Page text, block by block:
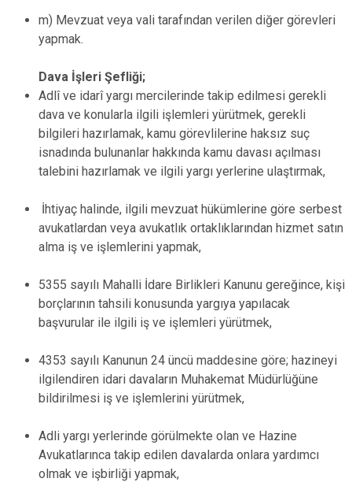
m) Mevzuat veya vali tarafından verilen diğer görevleri
yapmak.
Dava İşleri Şefliği;
Adlî ve idarî yargı mercilerinde takip edilmesi gerekli
dava ve konularla ilgili işlemleri yürütmek, gerekli
bilgileri hazırlamak, kamu görevlilerine haksız suç
isnadında bulunanlar hakkında kamu davası açılması
talebini hazırlamak ve ilgili yargı yerlerine ulaştırmak,
İhtiyaç halinde, ilgili mevzuat hükümlerine göre serbest
avukatlardan veya avukatlık ortaklıklarından hizmet satın
alma iş ve işlemlerini yapmak,
5355 sayılı Mahalli İdare Birlikleri Kanunu gereğince, kişi
borçlarının tahsili konusunda yargıya yapılacak
başvurular ile ilgili iş ve işlemleri yürütmek,
4353 sayılı Kanunun 24 üncü maddesine göre; hazineyi
ilgilendiren idari davaların Muhakemat Müdürlüğüne
bildirilmesi iş ve işlemlerini yürütmek,
Adli yargı yerlerinde görülmekte olan ve Hazine
Avukatlarınca takip edilen davalarda onlara yardımcı
olmak ve işbirliği yapmak,